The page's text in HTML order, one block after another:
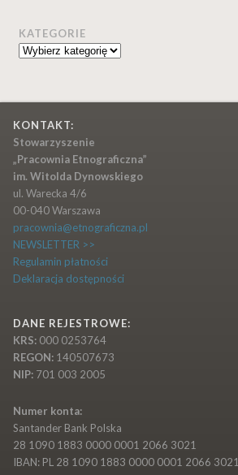
KATEGORIE
Kategorie
KONTAKT:
Stowarzyszenie
„Pracownia Etnograficzna”
im. Witolda Dynowskiego
ul. Warecka 4/6
00-040 Warszawa
pracownia@etnograficzna.pl
NEWSLETTER >>
Regulamin płatności
Deklaracja dostępności
DANE REJESTROWE:
KRS:000 0253764
REGON:140507673
NIP:701 003 2005
Numer konta:
Santander Bank Polska
28 1090 1883 0000 0001 2066 3021
IBAN: PL 28 1090 1883 0000 0001 2066 3021